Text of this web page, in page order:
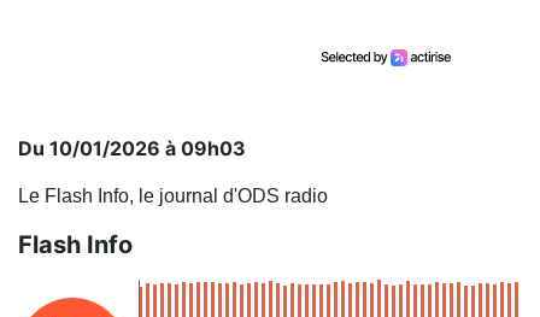
Du 10/01/2026 à 09h03
Le Flash Info, le journal d'ODS radio
Flash Info